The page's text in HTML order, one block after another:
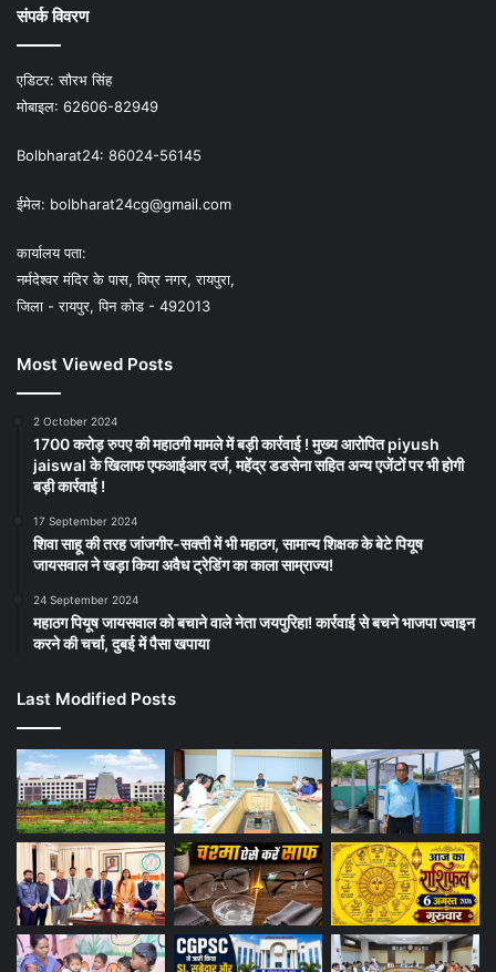
संपर्क विवरण
एडिटर:सौरभ सिंह
मोबाइल: 62606-82949
Bolbharat24: 86024-56145
ईमेल: bolbharat24cg@gmail.com
कार्यालय पता:
नर्मदेश्वर मंदिर के पास, विप्र नगर, रायपुरा,
जिला - रायपुर, पिन कोड - 492013
Most Viewed Posts
2 October 2024
1700 करोड़ रुपए की महाठगी मामले में बड़ी कार्रवाई ! मुख्य आरोपित piyush
jaiswal के खिलाफ एफआईआर दर्ज, महेंद्र डडसेना सहित अन्य एजेंटों पर भी होगी
बड़ी कार्रवाई !
17 September 2024
शिवा साहू की तरह जांजगीर-सक्ती में भी महाठग, सामान्य शिक्षक के बेटे पियूष
जायसवाल ने खड़ा किया अवैध ट्रेडिंग का काला साम्राज्य!
24 September 2024
महाठग पियूष जायसवाल को बचाने वाले नेता जयपुरिहा! कार्रवाई से बचने भाजपा ज्वाइन
करने की चर्चा, दुबई में पैसा खपाया
Last Modified Posts